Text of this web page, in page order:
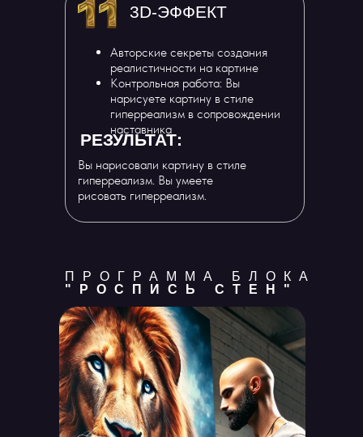
Вы нарисовали картину в стиле
гиперреализм. Вы умеете
рисовать гиперреализм.
Авторские секреты создания
реалистичности на картине
Контрольная работа: Вы
нарисуете картину в стиле
гиперреализм в сопровождении
наставника
3D-ЭФФЕКТ
РЕЗУЛЬТАТ:
ПРОГРАММА БЛОКА
"РОСПИСЬ СТЕН"